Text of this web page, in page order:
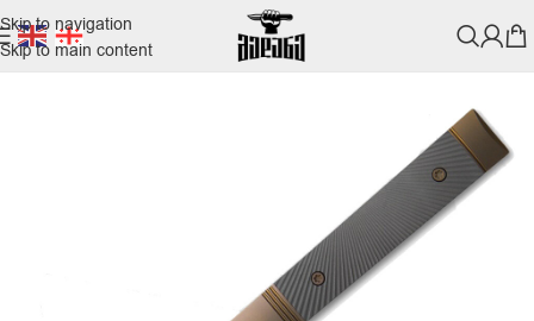
Skip to navigation
Skip to main content